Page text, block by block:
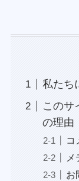
私たち
このサ
の理由
コ
メ
お